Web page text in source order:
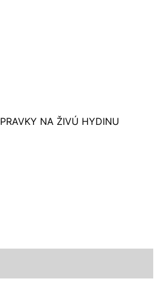
NA ŽIVÚ HYDINU